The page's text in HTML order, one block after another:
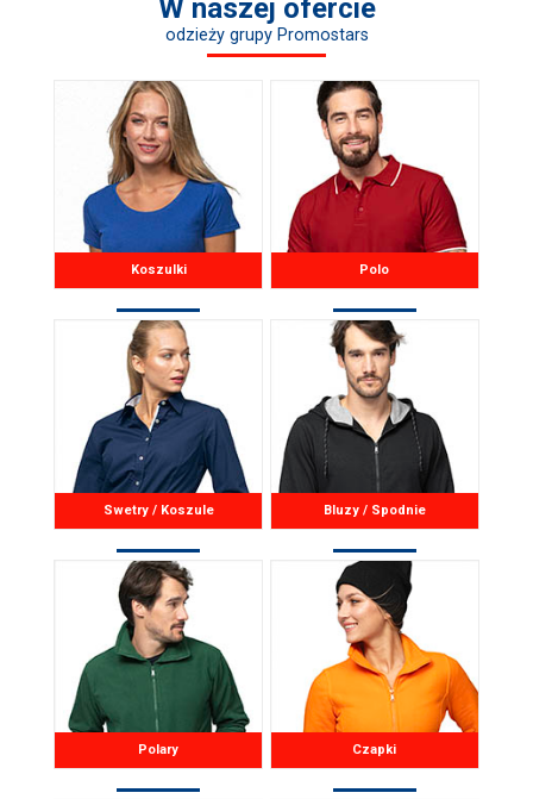
W naszej ofercie
odzieży grupy Promostars
Koszulki Polo
Swetry / Koszule Bluzy / Spodnie
Polary Czapki